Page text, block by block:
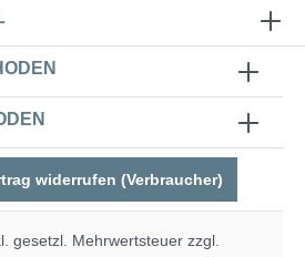
widerrufen (Verbraucher)
gesetzl. Mehrwertsteuer zzgl.